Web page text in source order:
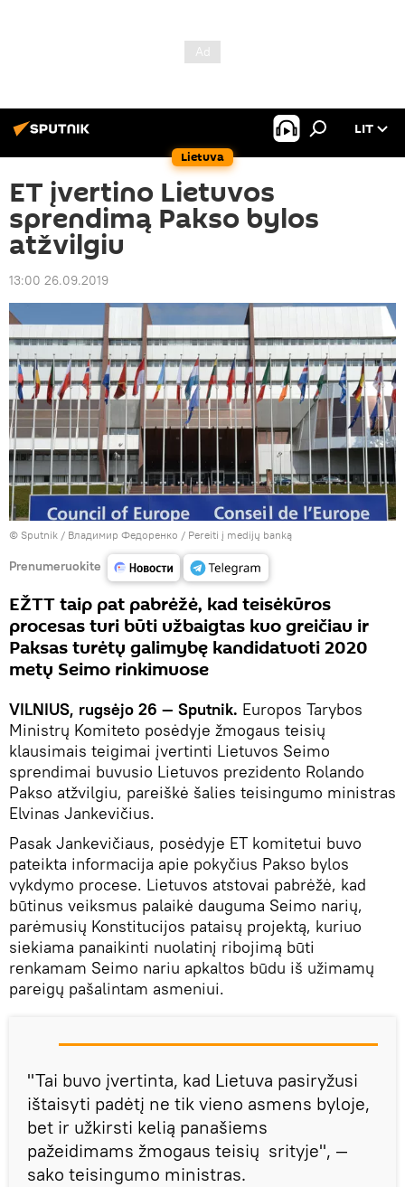
Lietuva
LIT
ET įvertino Lietuvos
sprendimą Pakso bylos
atžvilgiu
13:00 26.09.2019
© Sputnik / Владимир Федоренко / Pereiti į medijų banką
Prenumeruokite
EŽTT taip pat pabrėžė, kad teisėkūros
procesas turi būti užbaigtas kuo greičiau ir
Paksas turėtų galimybę kandidatuoti 2020
metų Seimo rinkimuose
VILNIUS, rugsėjo 26 — Sputnik. Europos Tarybos
Ministrų Komiteto posėdyje žmogaus teisių
klausimais teigimai įvertinti Lietuvos Seimo
sprendimai buvusio Lietuvos prezidento Rolando
Pakso atžvilgiu, pareiškė šalies teisingumo ministras
Elvinas Jankevičius.
Pasak Jankevičiaus, posėdyje ET komitetui buvo
pateikta informacija apie pokyčius Pakso bylos
vykdymo procese. Lietuvos atstovai pabrėžė, kad
būtinus veiksmus palaikė dauguma Seimo narių,
parėmusių Konstitucijos pataisų projektą, kuriuo
siekiama panaikinti nuolatinį ribojimą būti
renkamam Seimo nariu apkaltos būdu iš užimamų
pareigų pašalintam asmeniui.
"Tai buvo įvertinta, kad Lietuva pasiryžusi
ištaisyti padėtį ne tik vieno asmens byloje,
bet ir užkirsti kelią panašiems
pažeidimams žmogaus teisių srityje", —
sako teisingumo ministras.